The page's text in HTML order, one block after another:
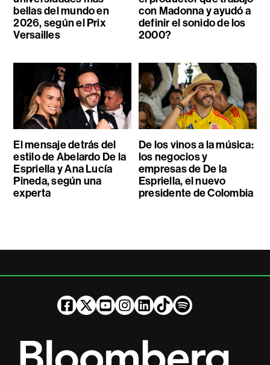
bellas del mundo en
2026, según el Prix
Versailles
con Madonna y ayudó a
definir el sonido de los
2000?
El mensaje detrás del
estilo de Abelardo De la
Espriella y Ana Lucía
Pineda, según una
experta
De los vinos a la música:
los negocios y
empresas de De la
Espriella, el nuevo
presidente de Colombia